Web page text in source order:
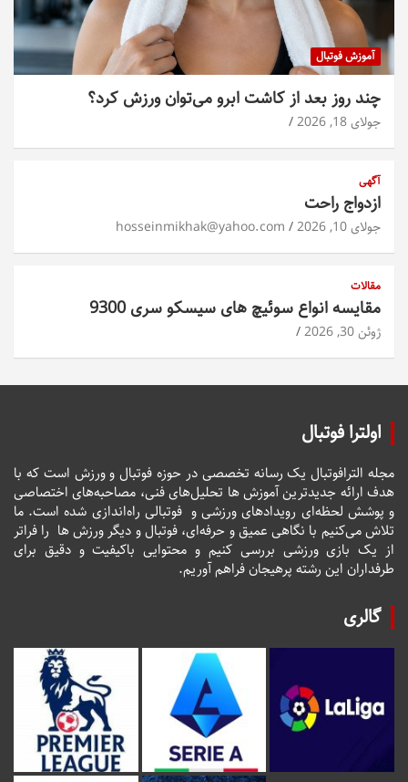
آموزش فوتبال
چند روز بعد از کاشت ابرو می‌توان ورزش کرد؟
جولای 18, 2026
آگهی
ازدواج راحت
جولای 10, 2026 hosseinmikhak@yahoo.com
مقالات
مقایسه انواع سوئیچ های سیسکو سری 9300
ژوئن 30, 2026
اولترا فوتبال
مجله الترافوتبال یک رسانه تخصصی در حوزه فوتبال و ورزش است که با
هدف ارائه جدیدترین آموزش ها تحلیل‌های فنی، مصاحبه‌های اختصاصی
و پوشش لحظه‌ای رویدادهای ورزشی و فوتبالی راه‌اندازی شده است. ما
تلاش می‌کنیم با نگاهی عمیق و حرفه‌ای، فوتبال و دیگر ورزش ها را فراتر
از یک بازی ورزشی بررسی کنیم و محتوایی باکیفیت و دقیق برای
طرفداران این رشته پرهیجان فراهم آوریم.
گالری